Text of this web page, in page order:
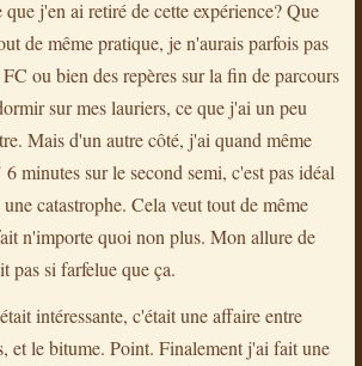
j'en ai retiré de cette expérience? Que
de même pratique, je n'aurais parfois pas
ou bien des repères sur la fin de parcours
sur mes lauriers, ce que j'ai un peu
Mais d'un autre côté, j'ai quand même
minutes sur le second semi, c'est pas idéal
catastrophe. Cela veut tout de même
n'importe quoi non plus. Mon allure de
pas si farfelue que ça.
intéressante, c'était une affaire entre
et le bitume. Point. Finalement j'ai fait une